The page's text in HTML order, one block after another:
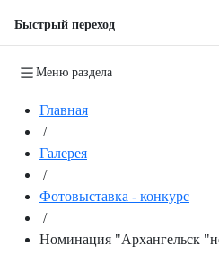
Быстрый переход
Меню раздела
Главная
/
Галерея
/
Фотовыставка - конкурс
/
Номинация "Архангельск